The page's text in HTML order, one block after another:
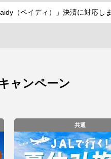
（ペイディ）」決済に対応し
ャンペーン
共通